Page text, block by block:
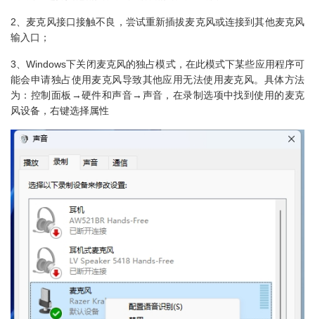
2、麦克风接口接触不良，尝试重新插拔麦克风或连接到其他麦克风
输入口；
3、Windows下关闭麦克风的独占模式，在此模式下某些应用程序可
能会申请独占使用麦克风导致其他应用无法使用麦克风。具体方法
为：控制面板→硬件和声音→声音，在录制选项中找到使用的麦克
风设备，右键选择属性